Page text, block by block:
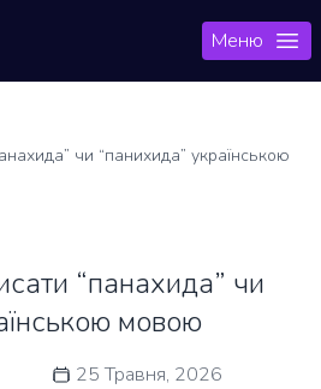
Меню
чи “панихида” українською
“панахида” чи
мовою
25 Травня, 2026